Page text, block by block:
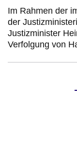
Im Rahmen der
der
Justizminister
Verfolgung von